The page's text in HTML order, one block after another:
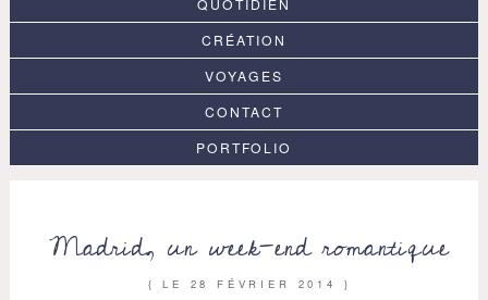
CRÉATION
VOYAGES
CONTACT
PORTFOLIO
Madrid, un week-end romantique
{ LE 28 FÉVRIER 2014 }